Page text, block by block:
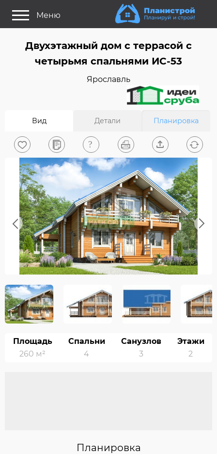
Меню
Как выбрать планировку?
Поиск проектов
Найти архитектора
На главную
0
Вход/Регистрация
Двухэтажный дом c террасой с
четырьмя спальнями ИС-53
Ярославль
Вид Детали Планировка
Previous Next
Площадь
260 м²
Спальни
4
Санузлов
3
Этажи
2
Планировка